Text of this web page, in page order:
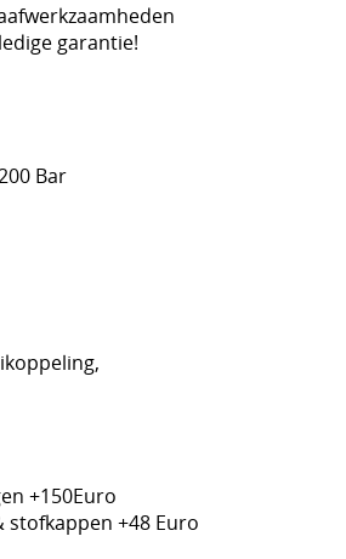
garantie!
Bar
+150Euro
stofkappen +48 Euro